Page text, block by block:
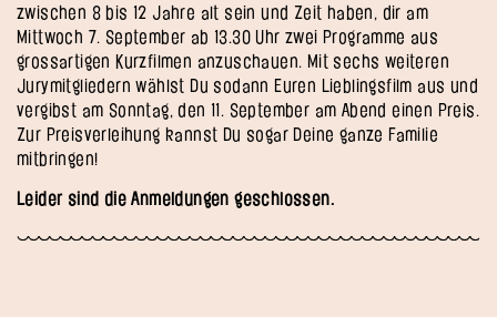
zwischen 8 bis 12 Jahre alt sein und Zeit haben, dir am
Mittwoch 7. September ab 13.30 Uhr zwei Programme aus
grossartigen Kurzfilmen anzuschauen. Mit sechs weiteren
Jurymitgliedern wählst Du sodann Euren Lieblingsfilm aus und
vergibst am Sonntag, den 11. September am Abend einen Preis.
Zur Preisverleihung kannst Du sogar Deine ganze Familie
mitbringen!
Leider sind die Anmeldungen geschlossen.